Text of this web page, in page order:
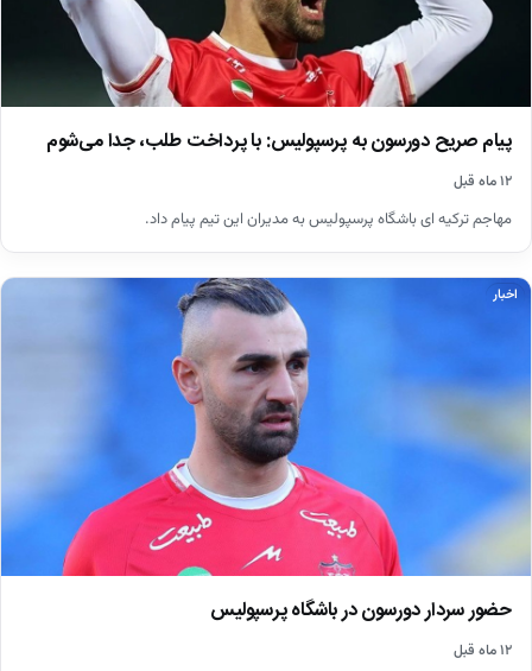
پیام صریح دورسون به پرسپولیس: با پرداخت طلب، جدا می‌شوم
۱۲ ماه قبل
مهاجم ترکیه ای باشگاه پرسپولیس به مدیران این تیم پیام داد.
اخبار
حضور سردار دورسون در باشگاه پرسپولیس
۱۲ ماه قبل